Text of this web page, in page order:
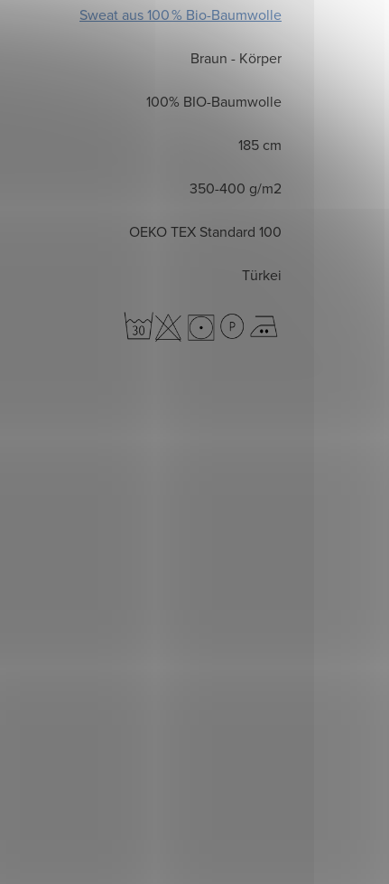
Sweat aus 100 % Bio-Baumwolle
Braun - Körper
100% BIO-Baumwolle
185 cm
350-400 g/m2
OEKO TEX Standard 100
Türkei